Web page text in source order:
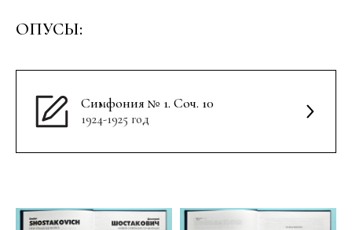
ОПУСЫ:
Симфония № 1. Соч. 10
1924-1925 год